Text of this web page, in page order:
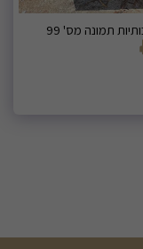
תמונה מס' 99